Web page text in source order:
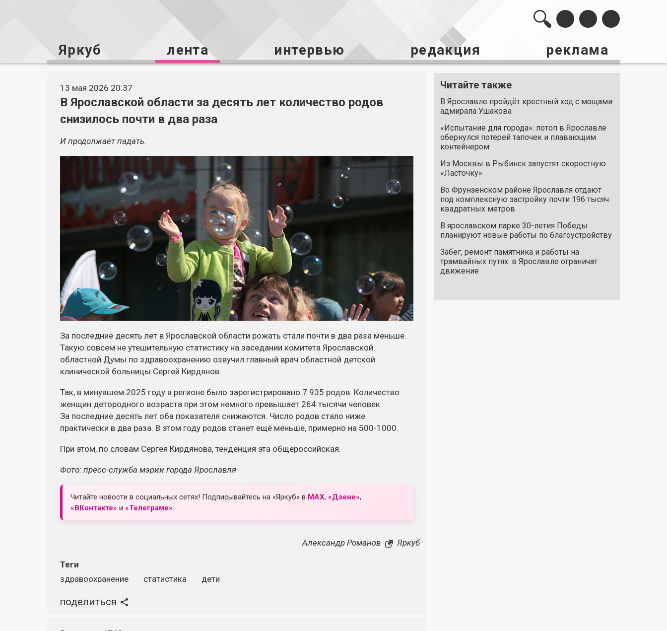
Яркуб лента интервью редакция реклама
13 мая 2026 20:37
В Ярославской области за десять лет количество родов
снизилось почти в два раза
И продолжает падать.
За последние десять лет в Ярославской области рожать стали почти в два раза меньше.
Такую совсем не утешительную статистику на заседании комитета Ярославской
областной Думы по здравоохранению озвучил главный врач областной детской
клинической больницы Сергей Кирдянов.
Так, в минувшем 2025 году в регионе было зарегистрировано 7 935 родов. Количество
женщин детородного возраста при этом немного превышает 264 тысячи человек.
За последние десять лет оба показателя снижаются. Число родов стало ниже
практически в два раза. В этом году родов станет ещё меньше, примерно на 500-1000.
При этом, по словам Сергея Кирдянова, тенденция эта общероссийская.
Фото: пресс-служба мэрии города Ярославля
Читайте новости в социальных сетях! Подписывайтесь на «Яркуб» в MAX, «Дзене»,
«ВКонтакте» и «Телеграме».
Александр Романов Яркуб
Теги
здравоохранение
статистика дети
поделиться
Читайте также
В Ярославле пройдёт крестный ход с мощами
адмирала Ушакова
«Испытание для города»: потоп в Ярославле
обернулся потерей тапочек и плавающим
контейнером
Из Москвы в Рыбинск запустят скоростную
«Ласточку»
Во Фрунзенском районе Ярославля отдают
под комплексную застройку почти 196 тысяч
квадратных метров
В ярославском парке 30-летия Победы
планируют новые работы по благоустройству
Забег, ремонт памятника и работы на
трамвайных путях: в Ярославле ограничат
движение